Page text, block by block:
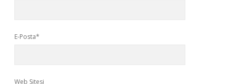
E-Posta*
Web Sitesi